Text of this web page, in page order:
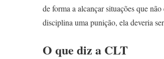
de forma a alcançar situações que
disciplina uma punição, ela deveria
O que diz a CLT